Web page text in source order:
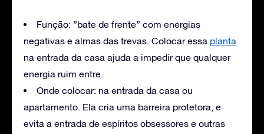
Função: ”bate de frente” com energias
negativas e almas das trevas. Colocar essa planta
na entrada da casa ajuda a impedir que qualquer
energia ruim entre.
Onde colocar: na entrada da casa ou
apartamento. Ela cria uma barreira protetora, e
evita a entrada de espíritos obsessores e outras